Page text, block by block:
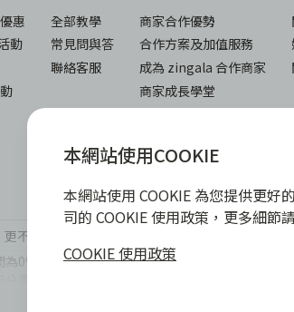
惠
動
全部教學
常見問與答
聯絡客服
商家合作優勢
合作方案及加值服務
成為 zingala 合作商家
商家成長學堂
商家常見問與答
會要求您提供實體銀行提款卡或實體信用卡，請
0%~15.9%，實際費用率，仍以各合作商家提供
本網站使用COOKIE
本網站使用 COOKIE 為您提供更好
司的 COOKIE 使用政策，更多細節
COOKIE 使用政策